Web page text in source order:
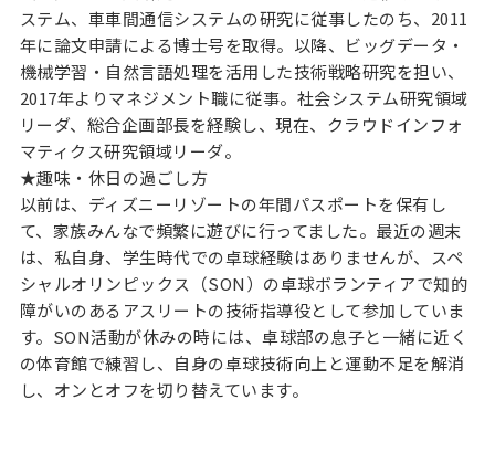
ステム、車車間通信システムの研究に従事したのち、2011
年に論文申請による博士号を取得。以降、ビッグデータ・
機械学習・自然言語処理を活用した技術戦略研究を担い、
2017年よりマネジメント職に従事。社会システム研究領域
リーダ、総合企画部長を経験し、現在、クラウドインフォ
マティクス研究領域リーダ。
★趣味・休日の過ごし方
以前は、ディズニーリゾートの年間パスポートを保有し
て、家族みんなで頻繁に遊びに行ってました。最近の週末
は、私自身、学生時代での卓球経験はありませんが、スペ
シャルオリンピックス（SON）の卓球ボランティアで知的
障がいのあるアスリートの技術指導役として参加していま
す。SON活動が休みの時には、卓球部の息子と一緒に近く
の体育館で練習し、自身の卓球技術向上と運動不足を解消
し、オンとオフを切り替えています。